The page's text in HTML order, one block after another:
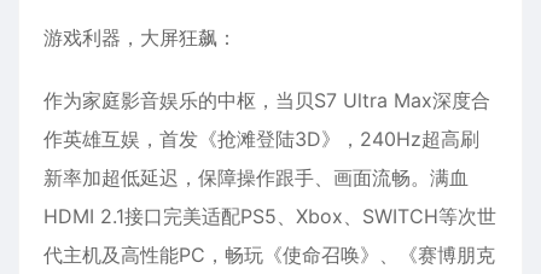
游戏利器，大屏狂飙：
作为家庭影音娱乐的中枢，当贝S7 Ultra Max深度合
作英雄互娱，首发《抢滩登陆3D》，240Hz超高刷
新率加超低延迟，保障操作跟手、画面流畅。满血
HDMI 2.1接口完美适配PS5、Xbox、SWITCH等次世
代主机及高性能PC，畅玩《使命召唤》、《赛博朋克